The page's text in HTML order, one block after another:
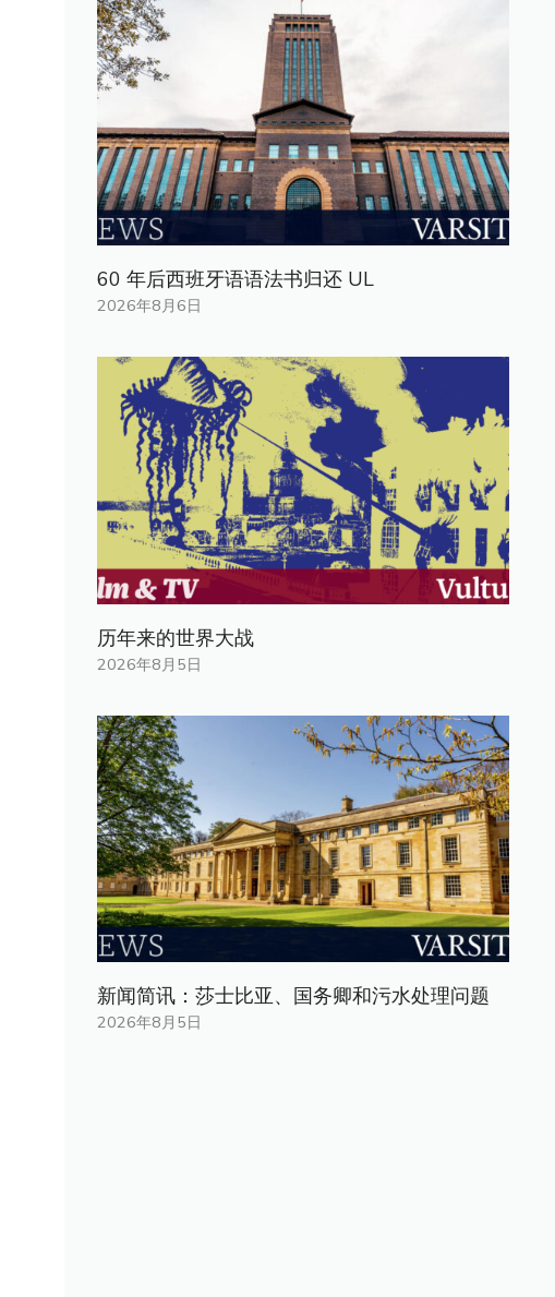
60 年后西班牙语语法书归还 UL
2026年8月6日
历年来的世界大战
2026年8月5日
新闻简讯：莎士比亚、国务卿和污水处理问题
2026年8月5日